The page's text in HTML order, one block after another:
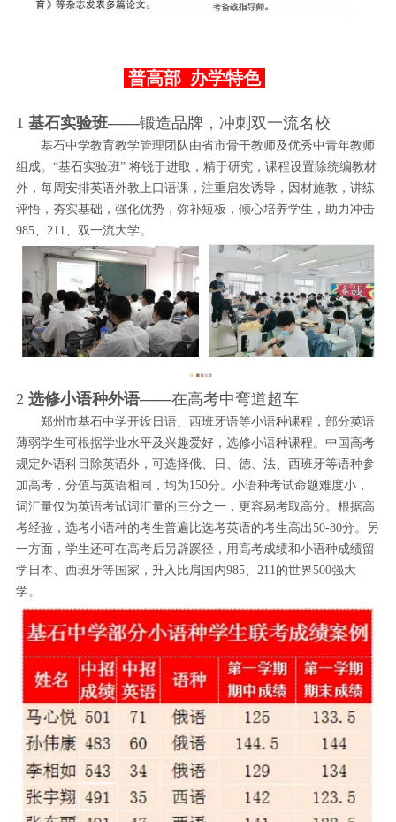
普高部 办学特色
1 基石实验班——锻造品牌，冲刺双一流名校
基石中学教育教学管理团队由省市骨干教师及优秀中青年教师
组成。“基石实验班” 将锐于进取，精于研究，课程设置除统编教材
外，每周安排英语外教上口语课，注重启发诱导，因材施教，讲练
评悟，夯实基础，强化优势，弥补短板，倾心培养学生，助力冲击
985、211、双一流大学。
2 选修小语种外语——在高考中弯道超车
郑州市基石中学开设日语、西班牙语等小语种课程，部分英语
薄弱学生可根据学业水平及兴趣爱好，选修小语种课程。中国高考
规定外语科目除英语外，可选择俄、日、德、法、西班牙等语种参
加高考，分值与英语相同，均为150分。小语种考试命题难度小，
词汇量仅为英语考试词汇量的三分之一，更容易考取高分。根据高
考经验，选考小语种的考生普遍比选考英语的考生高出50-80分。另
一方面，学生还可在高考后另辟蹊径，用高考成绩和小语种成绩留
学日本、西班牙等国家，升入比肩国内985、211的世界500强大
学。